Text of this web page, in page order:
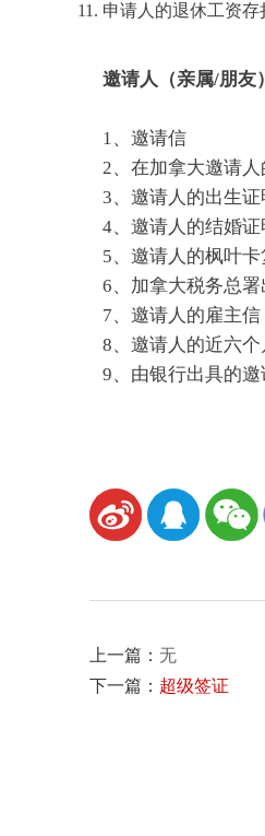
申请人的退休工资
邀请人（亲属/朋友
1、邀请信
2、在加拿大邀请
3、邀请人的出生证
4、邀请人的结婚证
5、邀请人的枫叶
6、加拿大税务总署
7、邀请人的雇主信
8、邀请人的近六
9、由银行出具的邀
上一篇： 无
下一篇： 超级签证